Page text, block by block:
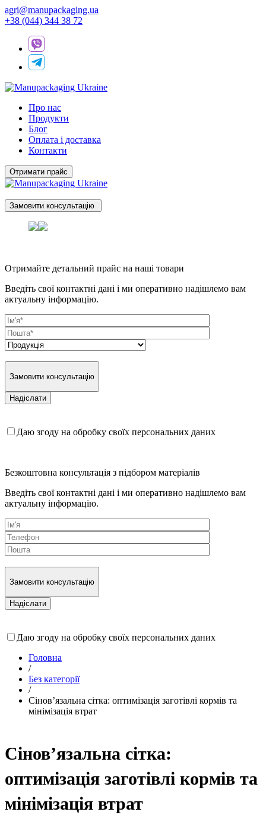
agri@manupackaging.ua
+38 (044) 344 38 72
Про нас
Продукти
Блог
Оплата і доставка
Контакти
Отримати прайс
Замовити консультацію
Отримайте детальний прайс на наші товари
Введіть свої контактні дані і ми оперативно надішлемо вам
актуальну інформацію.
Замовити консультацію
Даю згоду на обробку своїх персональних даних
Безкоштовна консультація з підбором матеріалів
Введіть свої контактні дані і ми оперативно надішлемо вам
актуальну інформацію.
Замовити консультацію
Даю згоду на обробку своїх персональних даних
Головна
/
Без категорії
/
Сінов’язальна сітка: оптимізація заготівлі кормів та
мінімізація втрат
Сінов’язальна сітка:
оптимізація заготівлі кормів та
мінімізація втрат